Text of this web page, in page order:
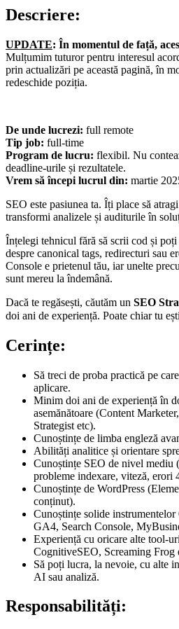
Descriere:
UPDATE: În momentul de față,
Mulțumim tuturor pentru interesul
prin actualizări pe această pagină, în
redeschide poziția.
De unde lucrezi: full remote
Tip job: full-time
Program de lucru: flexibil. Nu
deadline-urile și rezultatele.
Vrem să începi lucrul din: martie
SEO este pasiunea ta. Îți place să
transformi analizele și auditurile în
Înțelegi tehnicul fără să scrii cod și
despre canonical tags, redirecturi sau
Console e prietenul tău, iar unelte
sunt mereu la îndemână.
Dacă te regăsești, căutăm un SEO
doi ani de experiență. Poate chiar tu
Cerințe:
Să treci de proba practică pe
aplicare.
Minim doi ani de experiență în
asemănătoare (Content
Strategist etc).
Cunoștințe de limba engleză
Abilități analitice și orientare
Cunoștințe SEO de nivel mediu
probleme indexare, viteză, erori
Cunoștințe de WordPress
conținut).
Cunoștințe solide
GA4, Search Console,
Experiență cu oricare alte tool-
CognitiveSEO, Screaming Frog
Să poți lucra, la nevoie, cu alte
AI sau analiză.
Responsabilități: